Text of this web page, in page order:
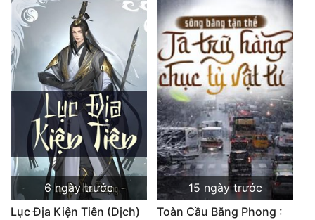
Tiểu Thuyết
Trinh Thám
Triều Đấu
Trùng Sinh
Trọng Sinh
Tu Chân
Tu Tiên
Tội Phạm
6 ngày trước
Lục Địa Kiện Tiên (Dịch)
15 ngày trước
Toàn Cầu Băng Phong :